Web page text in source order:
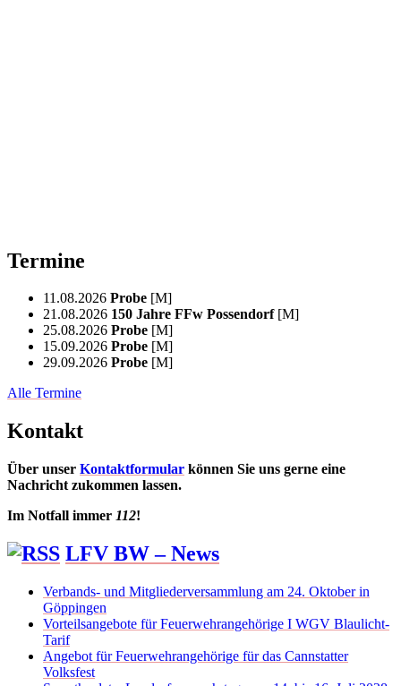
Termine
11.08.2026 Probe [M]
21.08.2026 150 Jahre FFw Possendorf [M]
25.08.2026 Probe [M]
15.09.2026 Probe [M]
29.09.2026 Probe [M]
Alle Termine
Kontakt
Über unser Kontaktformular können Sie uns gerne eine
Nachricht zukommen lassen.
Im Notfall immer 112!
LFV BW – News
Verbands- und Mitgliederversammlung am 24. Oktober in
Göppingen
Vorteilsangebote für Feuerwehrangehörige I WGV Blaulicht-
Tarif
Angebot für Feuerwehrangehörige für das Cannstatter
Volksfest